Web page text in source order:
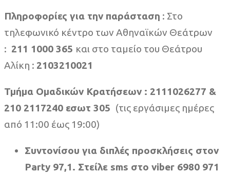
Πληροφορίες για την παράσταση : Στο
τηλεφωνικό κέντρο των Αθηναϊκών Θεάτρων
: 211 1000 365 και στο ταμείο του Θεάτρου
Αλίκη : 2103210021
Τμήμα Ομαδικών Κρατήσεων : 2111026277 &
210 2117240 εσωτ 305 (τις εργάσιμες ημέρες
από 11:00 έως 19:00)
Συντονίσου για διπλές προσκλήσεις στον
Party 97,1. Στείλε sms στο viber 6980 971